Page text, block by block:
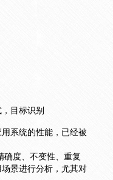
目标识别
系统的性能，已经被
确度、不变性、重复
景进行分析，尤其对